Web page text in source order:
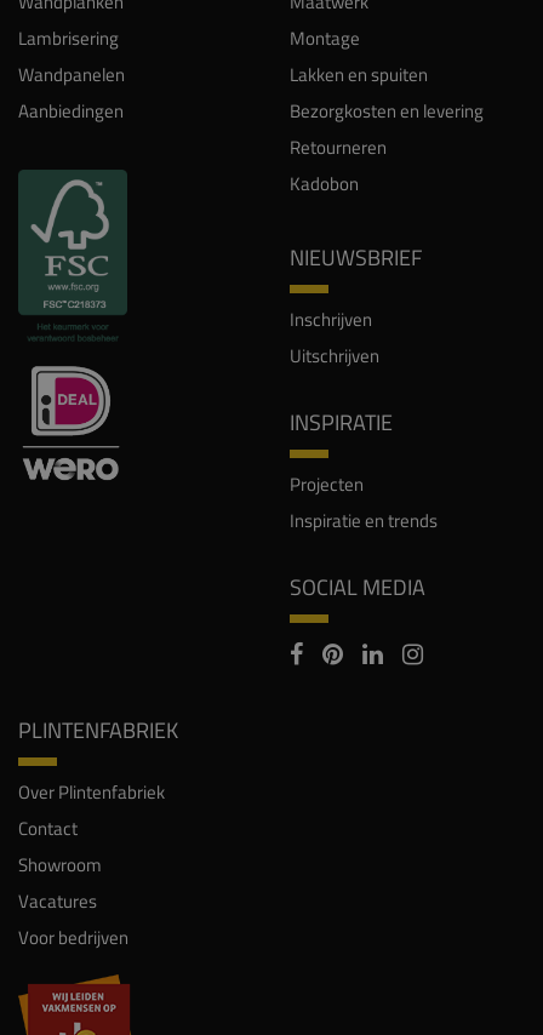
Lambrisering
Wandpanelen
Aanbiedingen
Montage
Lakken en spuiten
Bezorgkosten en levering
Retourneren
Kadobon
NIEUWSBRIEF
Inschrijven
Uitschrijven
INSPIRATIE
Projecten
Inspiratie en trends
SOCIAL MEDIA
PLINTENFABRIEK
Over Plintenfabriek
Contact
Showroom
Vacatures
Voor bedrijven